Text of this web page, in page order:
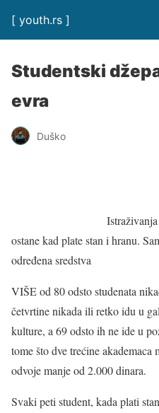
[ youth.rs ]
Studentski
evra
Duško
ostane kad plate stan i hranu.
određena sredstva
VIŠE od 80 odsto studenata
četvrtine nikada ili retko idu u
kulture, a 69 odsto ih ne ide u
tome što dve trećine akademaca
odvoje manje od 2.000 dinara.
Svaki peti student, kada plati